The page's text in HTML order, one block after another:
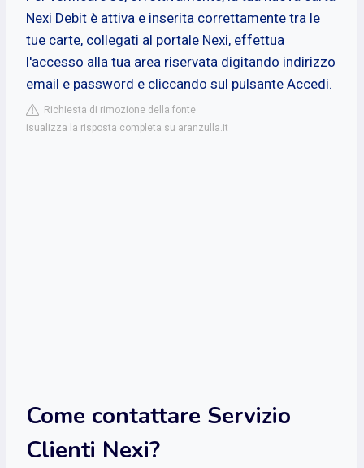
Nexi Debit è attiva e inserita correttamente tra le
tue carte, collegati al portale Nexi, effettua
l'accesso alla tua area riservata digitando indirizzo
email e password e cliccando sul pulsante Accedi.
Richiesta di rimozione della fonte
isualizza la risposta completa su aranzulla.it
Come contattare Servizio
Clienti Nexi?